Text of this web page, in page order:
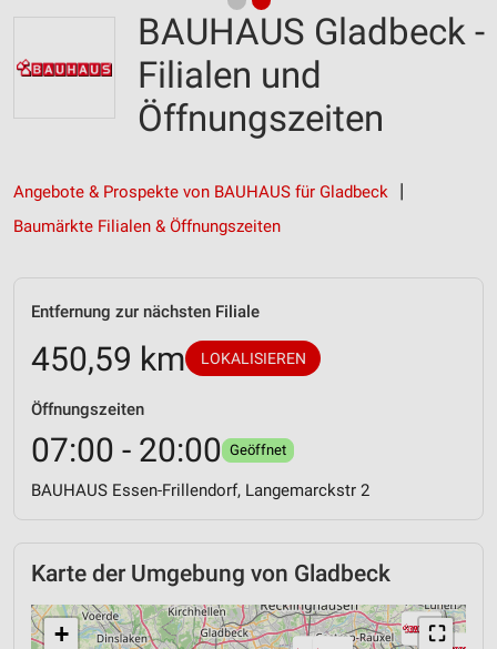
BAUHAUS Gladbeck -
Filialen und
Öffnungszeiten
Angebote & Prospekte von BAUHAUS für Gladbeck
Baumärkte Filialen & Öffnungszeiten
Entfernung zur nächsten Filiale
450,59 km LOKALISIEREN
Öffnungszeiten
07:00 - 20:00 Geöffnet
BAUHAUS Essen-Frillendorf, Langemarckstr 2
Karte der Umgebung von Gladbeck
⛶
+